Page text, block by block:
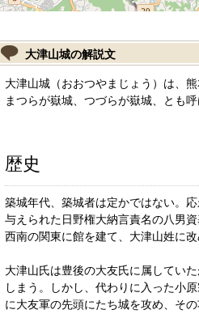
大津山城の解説文
大津山城（おおつやまじょう）は、
まつらが嶽城、つづらが嶽城、とも呼
歴史
築城年代、築城者は定かではない。
与えられた日野権大納言責名の八男
西南の関東に館を建て、大津山姓に改
大津山氏は豊後の大友氏に属してい
しまう。しかし、代わりに入った小
に大友軍の先頭にたち城を攻め、そ